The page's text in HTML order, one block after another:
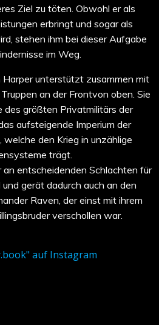
Ziel zu töten. Obwohl er als
erbringt und sogar als
stehen ihm bei dieser Aufgabe
im Weg.
Harper unterstützt zusammen mit
an der Frontvon oben. Sie
des größten Privatmilitärs der
aufsteigende Imperium der
welche den Krieg in unzählige
trägt.
an entscheidenden Schlachten für
gerät dadurch auch an den
Raven, der einst mit ihrem
verschollen war.
auf Instagram